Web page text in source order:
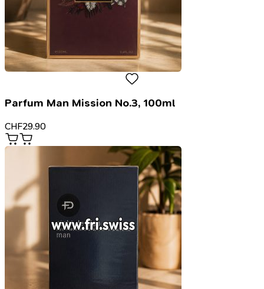
Parfum Man Mission No.3, 100ml
CHF29.90